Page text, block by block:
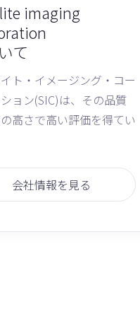
imaging
て
ト・イメージング・コー
ョン(SIC)は、その品質
高さで高い評価を得てい
会社情報を見る